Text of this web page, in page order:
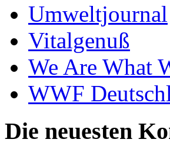
Umweltjournal
Vitalgenuß
We Are What
WWF
Die neuesten